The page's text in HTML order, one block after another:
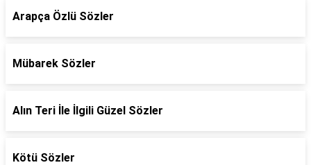
Arapça Özlü Sözler
Mübarek Sözler
Alın Teri İle İlgili Güzel Sözler
Kötü Sözler